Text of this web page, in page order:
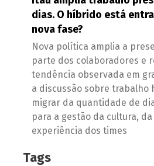
dias. O híbrido está
nova fase?
Nova política amplia a
parte dos colaboradores e
tendência observada em
a discussão sobre trabalho
migrar da quantidade de
para a gestão da cultura,
experiência dos times
Tags